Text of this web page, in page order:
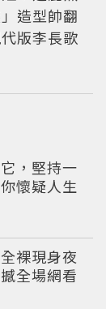
造型帥翻
版李長歌
，堅持一
懷疑人生
裸現身夜
全場網看